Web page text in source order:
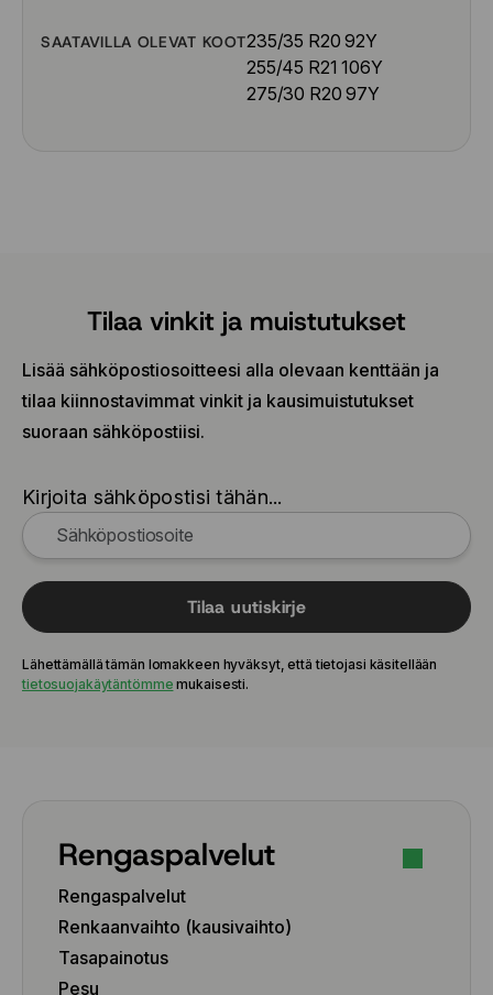
SAATAVILLA OLEVAT KOOT235/35 R20 92Y
255/45 R21 106Y
275/30 R20 97Y
Tilaa vinkit ja muistutukset
Lisää sähköpostiosoitteesi alla olevaan kenttään ja
tilaa kiinnostavimmat vinkit ja kausimuistutukset
suoraan sähköpostiisi.
Kirjoita sähköpostisi tähän...
Tilaa uutiskirje
Lähettämällä tämän lomakkeen hyväksyt, että tietojasi käsitellään
tietosuojakäytäntömme mukaisesti.
Rengaspalvelut
Rengaspalvelut
Renkaanvaihto (kausivaihto)
Tasapainotus
Pesu